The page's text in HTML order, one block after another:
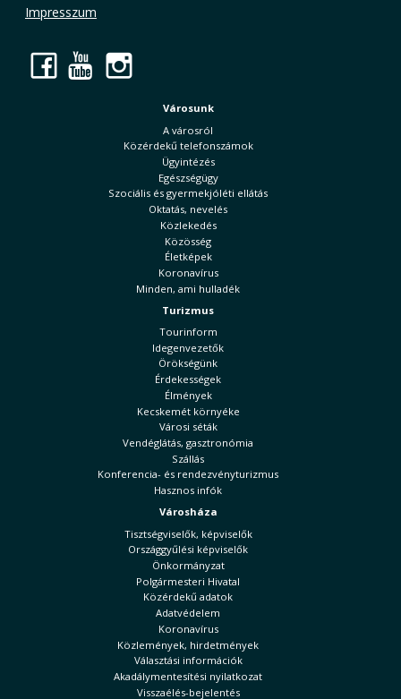
Impresszum
Facebook
YouTube
Városunk
A városról
Közérdekű telefonszámok
Ügyintézés
Egészségügy
Szociális és gyermekjóléti ellátás
Oktatás, nevelés
Közlekedés
Közösség
Életképek
Koronavírus
Minden, ami hulladék
Turizmus
Tourinform
Idegenvezetők
Örökségünk
Érdekességek
Élmények
Kecskemét környéke
Városi séták
Vendéglátás, gasztronómia
Szállás
Konferencia- és rendezvényturizmus
Hasznos infók
Városháza
Tisztségviselők, képviselők
Országgyűlési képviselők
Önkormányzat
Polgármesteri Hivatal
Közérdekű adatok
Adatvédelem
Koronavírus
Közlemények, hirdetmények
Választási információk
Akadálymentesítési nyilatkozat
Visszaélés-bejelentés